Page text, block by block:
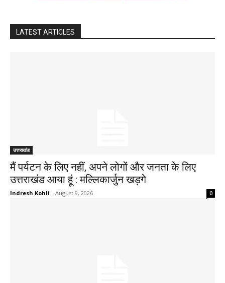
LATEST ARTICLES
उत्तराखंड
मैं पर्यटन के लिए नहीं, अपने लोगों और जनता के लिए
उत्तराखंड आया हूं : मल्लिकार्जुन खड़गे
Indresh Kohli - August 9, 2026 0